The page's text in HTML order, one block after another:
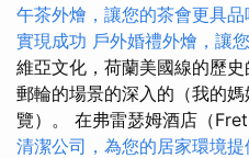
午茶外燴，讓您的茶會更具品
實現成功 戶外婚禮外燴，讓
維亞文化，荷蘭美國線的歷
郵輪的場景的深入的（我的
覽）。 在弗雷瑟姆酒店（
清潔公司，為您的居家環境